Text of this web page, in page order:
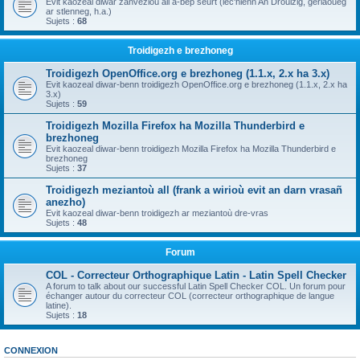
ar stlenneg, h.a.)
Sujets : 68
Troidigezh e brezhoneg
Troidigezh OpenOffice.org e brezhoneg (1.1.x, 2.x ha 3.x)
Evit kaozeal diwar-benn troidigezh OpenOffice.org e brezhoneg (1.1.x, 2.x ha
3.x)
Sujets : 59
Troidigezh Mozilla Firefox ha Mozilla Thunderbird e
brezhoneg
Evit kaozeal diwar-benn troidigezh Mozilla Firefox ha Mozilla Thunderbird e
brezhoneg
Sujets : 37
Troidigezh meziantoù all (frank a wirioù evit an darn vrasañ
anezho)
Evit kaozeal diwar-benn troidigezh ar meziantoù dre-vras
Sujets : 48
Forum
COL - Correcteur Orthographique Latin - Latin Spell Checker
A forum to talk about our successful Latin Spell Checker COL. Un forum pour
échanger autour du correcteur COL (correcteur orthographique de langue
latine).
Sujets : 18
CONNEXION